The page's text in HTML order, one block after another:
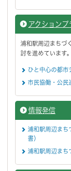
アクションプ
浦和駅周辺まちづ
討を進めています。
ひと中心の都市
市民協働・公民
情報発信
浦和駅周辺ま
書）
浦和駅周辺まち